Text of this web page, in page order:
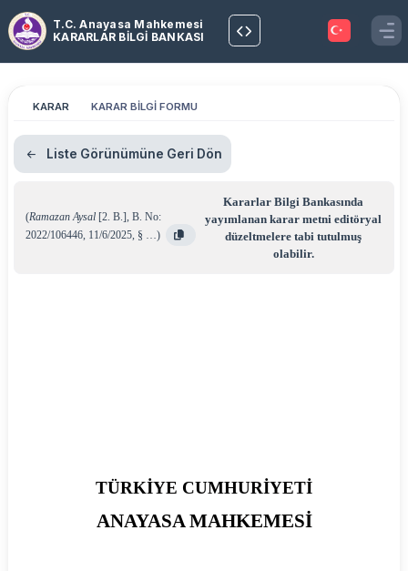
T.C. Anayasa Mahkemesi
KARARLAR BİLGİ BANKASI
KARAR KARAR BİLGİ FORMU
Liste Görünümüne Geri Dön
(Ramazan Aysal [2. B.], B. No:
2022/106446, 11/6/2025, § …)
Kararlar Bilgi Bankasında
yayımlanan karar metni editöryal
düzeltmelere tabi tutulmuş
olabilir.